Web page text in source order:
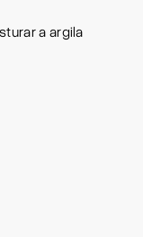
a argila